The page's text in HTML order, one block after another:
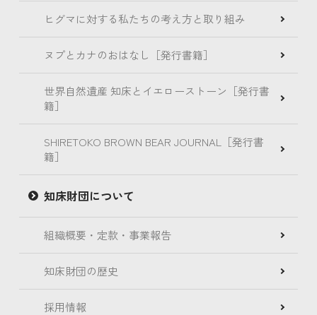
ヒグマに対する私たちの考え方と取り組み
ヌプとカナのおはなし［発行書籍］
世界自然遺産 知床とイエローストーン［発行書
籍］
SHIRETOKO BROWN BEAR JOURNAL［発行書
籍］
知床財団について
組織概要・定款・事業報告
知床財団の歴史
採用情報